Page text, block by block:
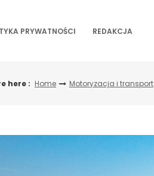
PRYWATNOŚCI REDAKCJA
here : Home Motoryzacja i transport